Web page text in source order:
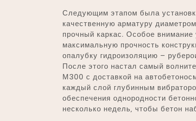
Следующим этапом была
качественную арматуру
прочный каркас. Особое
максимальную прочность
опалубку гидроизоляцию –
После этого настал самый
М300 с доставкой на
каждый слой глубинным
обеспечения однородности
несколько недель‚ чтобы бетон